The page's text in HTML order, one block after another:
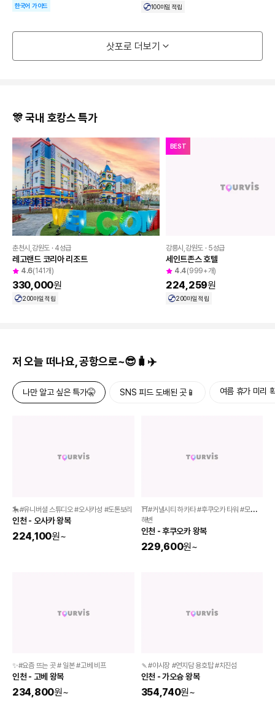
한국어 가이드 100마일 적립
삿포로 더보기
🎊 국내 호캉스 특가
춘천시,강원도 · 4성급
레고랜드 코리아 리조트
4.6(141개)
330,000원
200마일 적립
BEST
강릉시,강원도 · 5성급
세인트존스 호텔
4.4(999+개)
224,259원
200마일 적립
저 오늘 떠나요, 공항으로~😎🧳✈️
나만 알고 싶은 특가🤫 SNS 피드 도배된 곳📱 여름 휴가 미리
⛩️#커낼시티 하카타 #후쿠오카 타워 #모모치
자주 묻는 질문 BEST